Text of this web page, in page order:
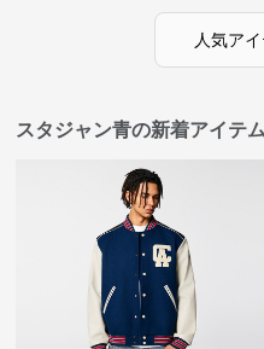
人気ア
スタジャン青の新着アイテム